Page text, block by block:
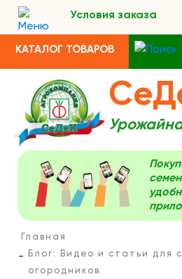
Условия заказа
КАТАЛОГ ТОВАРОВ
Главная
Блог: Видео и статьи для
огородников